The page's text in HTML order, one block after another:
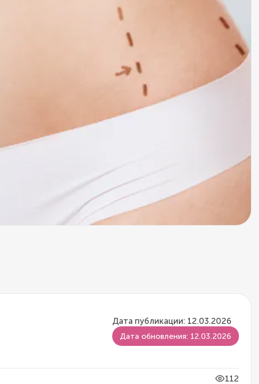
Дата публикации: 12.03.2026
Дата обновления: 12.03.2026
112